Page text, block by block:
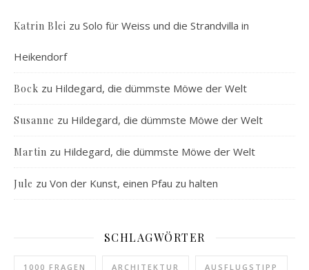
Katrin Blei zu Solo für Weiss und die Strandvilla in
Heikendorf
Bock zu Hildegard, die dümmste Möwe der Welt
Susanne zu Hildegard, die dümmste Möwe der Welt
Martin zu Hildegard, die dümmste Möwe der Welt
Jule zu Von der Kunst, einen Pfau zu halten
SCHLAGWÖRTER
1000 FRAGEN ARCHITEKTUR AUSFLUGSTIPP